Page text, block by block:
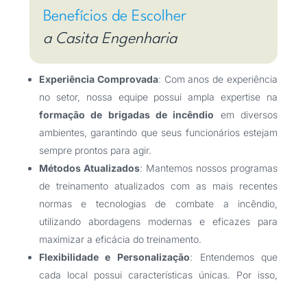
Benefícios de Escolher
a Casita Engenharia
Experiência Comprovada: Com anos de experiência
no setor, nossa equipe possui ampla expertise na
formação de brigadas de incêndio em diversos
ambientes, garantindo que seus funcionários estejam
sempre prontos para agir.
Métodos Atualizados: Mantemos nossos programas
de treinamento atualizados com as mais recentes
normas e tecnologias de combate a incêndio,
utilizando abordagens modernas e eficazes para
maximizar a eficácia do treinamento.
Flexibilidade e Personalização: Entendemos que
cada local possui características únicas. Por isso,